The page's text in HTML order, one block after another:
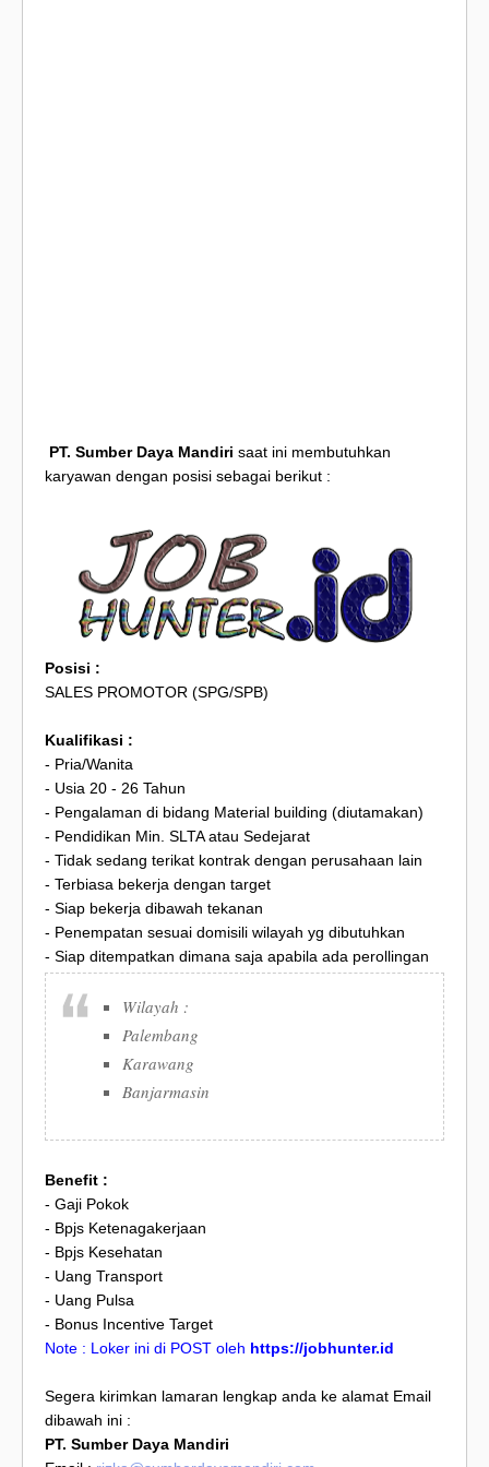
PT. Sumber Daya Mandiri saat ini membutuhkan
karyawan dengan posisi sebagai berikut :
Posisi :
SALES PROMOTOR (SPG/SPB)
Kualifikasi :
- Pria/Wanita
- Usia 20 - 26 Tahun
- Pengalaman di bidang Material building (diutamakan)
- Pendidikan Min. SLTA atau Sedejarat
- Tidak sedang terikat kontrak dengan perusahaan lain
- Terbiasa bekerja dengan target
- Siap bekerja dibawah tekanan
- Penempatan sesuai domisili wilayah yg dibutuhkan
- Siap ditempatkan dimana saja apabila ada perollingan
Wilayah :
Palembang
Karawang
Banjarmasin
Benefit :
- Gaji Pokok
- Bpjs Ketenagakerjaan
- Bpjs Kesehatan
- Uang Transport
- Uang Pulsa
- Bonus Incentive Target
Note : Loker ini di POST oleh https://jobhunter.id
Segera kirimkan lamaran lengkap anda ke alamat Email
dibawah ini :
PT. Sumber Daya Mandiri